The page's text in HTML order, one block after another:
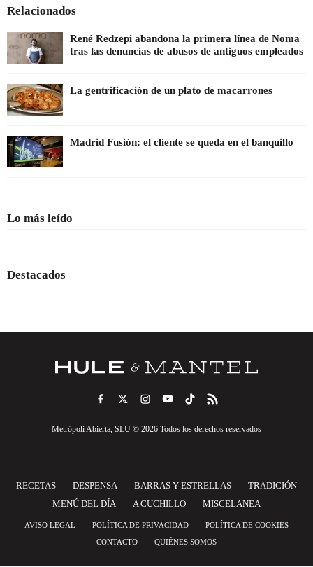
Relacionados
René Redzepi abandona la primera línea de Noma
tras las denuncias de abusos de antiguos empleados
La gentrificación de un plato de macarrones
Madrid Fusión: el cliente se queda en el banquillo
Lo más leído
Destacados
Metrópoli Abierta, SLU © 2026 Todos los derechos reservados
RECETAS DESPENSA BARRAS Y ESTRELLAS
TRADICIÓN
MENÚ DEL DÍA
A CUCHILLO MISCELANEA
AVISO LEGAL POLÍTICA DE PRIVACIDAD
POLÍTICA DE COOKIES
CONTACTO
QUIÉNES SOMOS